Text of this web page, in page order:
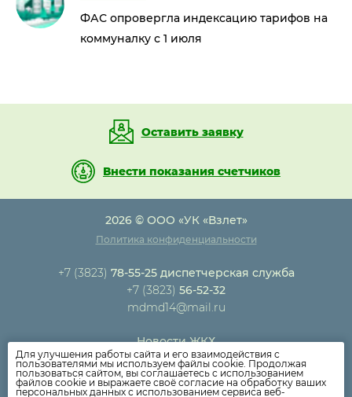
ФАС опровергла индексацию тарифов на
коммуналку с 1 июля
Оставить заявку
Внести показания счетчиков
2026 © ООО «УК «Взлет»
Политика конфиденциальности
+7 (3823) 78-55-25 диспетчерская служба
+7 (3823) 56-52-32
mdmd14@mail.ru
Новости ЖКХ
Новости компании
Как оплатить
Для улучшения работы сайта и его взаимодействия с
пользователями мы используем файлы cookie. Продолжая
пользоваться сайтом, вы соглашаетесь с использованием
файлов cookie и выражаете своё согласие на обработку ваших
персональных данных с использованием сервиса веб-